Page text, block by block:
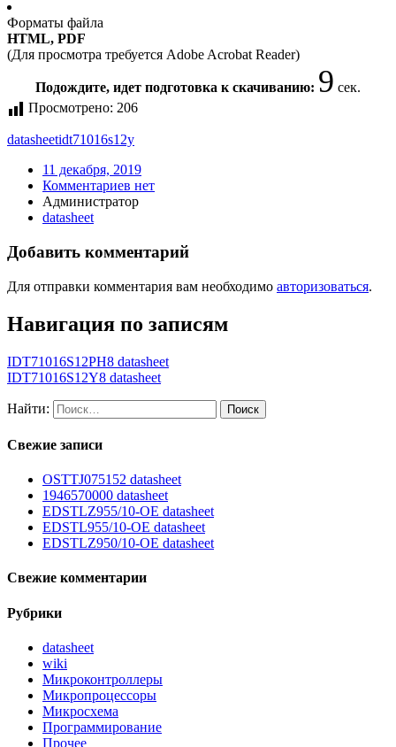
Форматы файла
HTML, PDF
(Для просмотра требуется Adobe Acrobat Reader)
Подождите, идет подготовка к скачиванию: 9 сек.
Просмотрено: 206
datasheetidt71016s12y
11 декабря, 2019
Комментариев нет
Администратор
datasheet
Добавить комментарий
Для отправки комментария вам необходимо авторизоваться.
Навигация по записям
IDT71016S12PH8 datasheet
IDT71016S12Y8 datasheet
Найти:
Свежие записи
OSTTJ075152 datasheet
1946570000 datasheet
EDSTLZ955/10-OE datasheet
EDSTL955/10-OE datasheet
EDSTLZ950/10-OE datasheet
Свежие комментарии
Рубрики
datasheet
wiki
Микроконтроллеры
Микропроцессоры
Микросхема
Программирование
Прочее